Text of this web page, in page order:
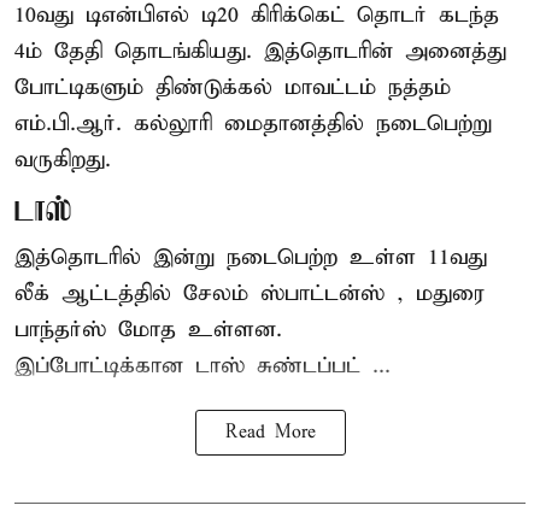
10வது டிஎன்பிஎல் டி20 கிரிக்கெட் தொடர் கடந்த
4ம் தேதி தொடங்கியது. இத்தொடரின் அனைத்து
போட்டிகளும் திண்டுக்கல் மாவட்டம் நத்தம்
எம்.பி.ஆர். கல்லூரி மைதானத்தில் நடைபெற்று
வருகிறது.
டாஸ்
இத்தொடரில் இன்று நடைபெற்ற உள்ள 11வது
லீக் ஆட்டத்தில் சேலம் ஸ்பாட்டன்ஸ் , மதுரை
பாந்தர்ஸ் மோத உள்ளன.
இப்போட்டிக்கான டாஸ் சுண்டப்பட் ...
Read More